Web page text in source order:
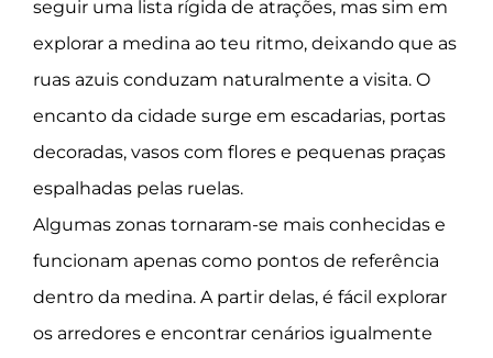
seguir uma lista rígida de atrações, mas sim em
explorar a medina ao teu ritmo, deixando que as
ruas azuis conduzam naturalmente a visita. O
encanto da cidade surge em escadarias, portas
decoradas, vasos com flores e pequenas praças
espalhadas pelas ruelas.
Algumas zonas tornaram-se mais conhecidas e
funcionam apenas como pontos de referência
dentro da medina. A partir delas, é fácil explorar
os arredores e encontrar cenários igualmente